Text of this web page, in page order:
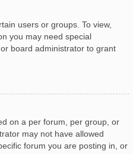
users or groups. To view,
you may need special
board administrator to grant
on a per forum, per group, or
may not have allowed
forum you are posting in, or